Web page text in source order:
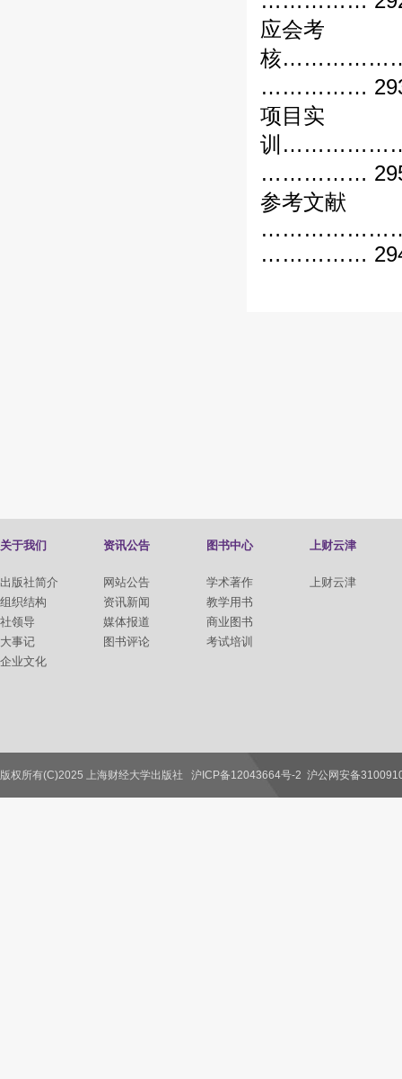
应会考
核
……………
项目实
训
……………
参考文献
……………
关于我们
出版社简介
组织结构
社领导
大事记
企业文化
资讯公告
网站公告
资讯新闻
媒体报道
图书评论
图书中心
学术著作
教学用书
商业图书
考试培训
上财云津
上财云津
联系我们
版权所有(C)2025 上海财经大学出版社 沪ICP备12043664号-2 沪公网安备